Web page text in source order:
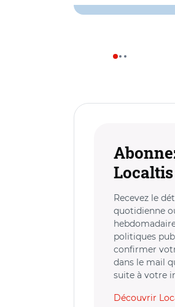
Localtis
Recevez le
quotidienne
politiques
confirmer
dans le mail
suite à votre
Découvrir